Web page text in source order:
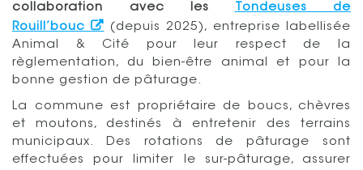
collaboration avec les
Tondeuses de
Rouill’bouc
(depuis 2025), entreprise labellisée
Animal & Cité pour leur respect de la
règlementation, du bien-être animal et pour la
bonne gestion de pâturage.
La commune est propriétaire de boucs, chèvres
et moutons, destinés à entretenir des terrains
municipaux. Des rotations de pâturage sont
effectuées pour limiter le sur-pâturage, assurer